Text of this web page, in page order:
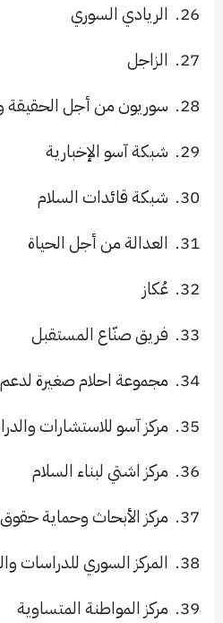
26. الريادي السوري
27. الزاجل
28. سوريون من أجل الحقيقة
29. شبكة آسو الإخبارية
30. شبكة قائدات السلام
31. العدالة من أجل الحياة
32. عُكاز
33. فريق صنّاع المستقبل
34. مجموعة احلام صغيرة لدعم
35. مركز آسو للاستشارات
36. مركز اشتي لبناء السلام
37. مركز الأبحاث وحماية حقوق
38. المركز السوري للدراسات
39. مركز المواطنة المتساوية